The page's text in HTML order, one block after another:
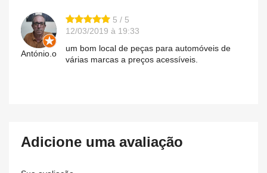
António.o
5 / 5
12/03/2019 à 19:33
um bom local de peças para automóveis de
várias marcas a preços acessíveis.
Adicione uma avaliação